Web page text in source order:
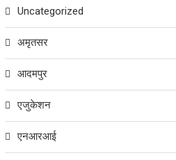
Uncategorized
अमृतसर
आदमपुर
एजुकेशन
एनआरआई